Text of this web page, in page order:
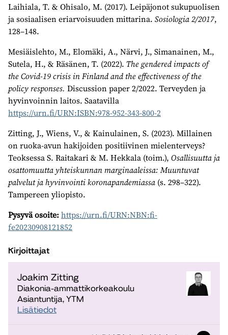
Laihiala, T. & Ohisalo, M. (2017). Leipäjonot sukupuolisen
ja sosiaalisen eriarvoisuuden mittarina. Sosiologia 2/2017,
128–148.
Mesiäislehto, M., Elomäki, A., Närvi, J., Simanainen, M.,
Sutela, H., & Räsänen, T. (2022). The gendered impacts of
the Covid-19 crisis in Finland and the effectiveness of the
policy responses. Discussion paper 2/2022. Terveyden ja
hyvinvoinnin laitos. Saatavilla
https://urn.fi/URN:ISBN:978-952-343-800-2
Zitting, J., Wiens, V., & Kainulainen, S. (2023). Millainen
on ruoka-avun hakijoiden positiivinen mielenterveys?
Teoksessa S. Raitakari & M. Hekkala (toim.), Osallisuutta ja
osattomuutta yhteiskunnan marginaaleissa: Muuntuvat
palvelut ja hyvinvointi koronapandemiassa (s. 298–322).
Tampereen yliopisto.
Pysyvä osoite:https://urn.fi/URN:NBN:fi-
fe20230908121852
Kirjoittajat
Joakim Zitting
Diakonia-ammattikorkeakoulu
Asiantuntija, YTM
Lisätiedot